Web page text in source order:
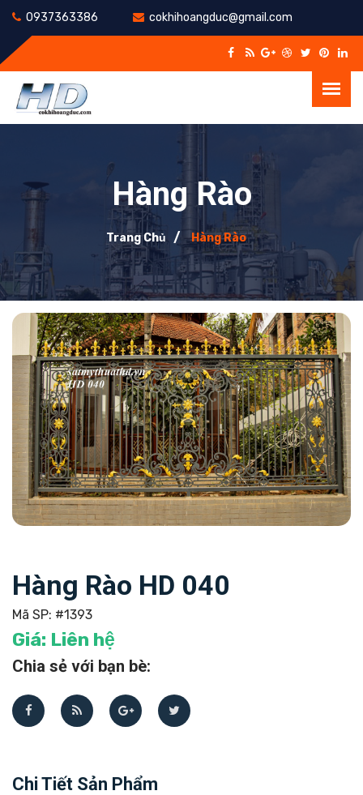
0937363386 cokhihoangduc@gmail.com
Hàng Rào
Trang Chủ Hàng Rào
Hàng Rào HD 040
Mã SP: #1393
Giá: Liên hệ
Chia sẻ với bạn bè:
Chi Tiết Sản Phẩm